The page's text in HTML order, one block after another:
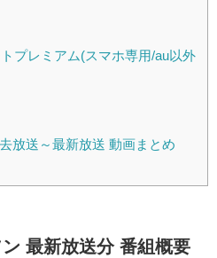
プレミアム(スマホ専用/au以外
放送～最新放送 動画まとめ
最新放送分 番組概要